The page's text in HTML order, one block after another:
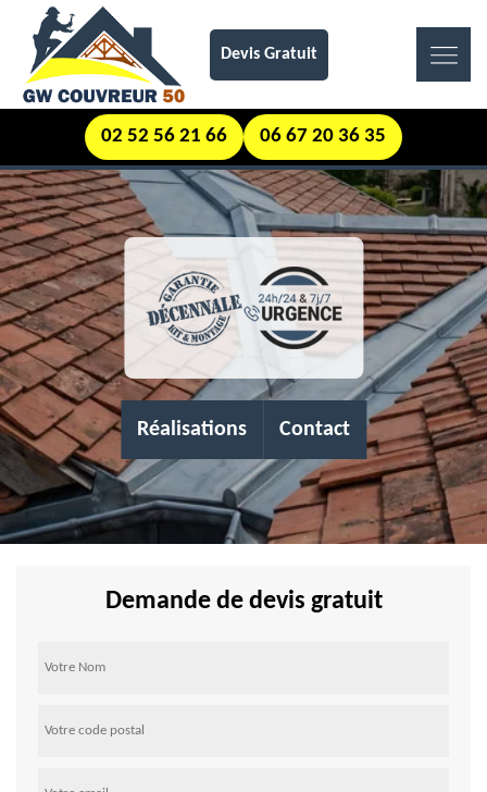
Devis Gratuit
02 52 56 21 66 06 67 20 36 35
Réalisations Contact
Demande de devis gratuit